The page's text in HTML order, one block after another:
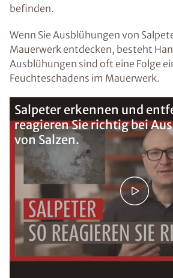
befinden.
Wenn Sie Ausblühungen von
Mauerwerk entdecken, besteht
Ausblühungen sind oft eine Folge
Feuchteschadens im Mauerwerk.
Salpeter erkennen und
reagieren Sie richtig bei
von Salzen.